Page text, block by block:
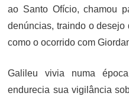
ao Santo Ofício, chamou
denúncias, traindo o
como o ocorrido com
Galileu vivia numa
endurecia sua vigilância